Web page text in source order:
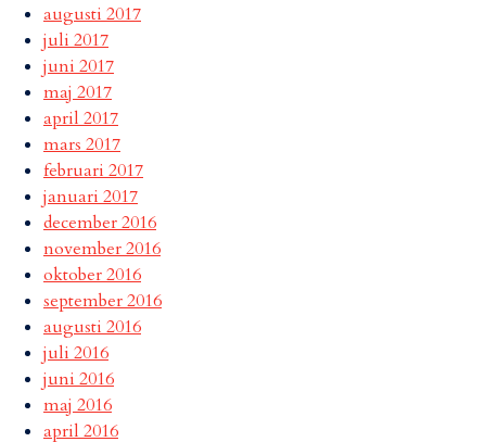
augusti 2017
juli 2017
juni 2017
maj 2017
april 2017
mars 2017
februari 2017
januari 2017
december 2016
november 2016
oktober 2016
september 2016
augusti 2016
juli 2016
juni 2016
maj 2016
april 2016